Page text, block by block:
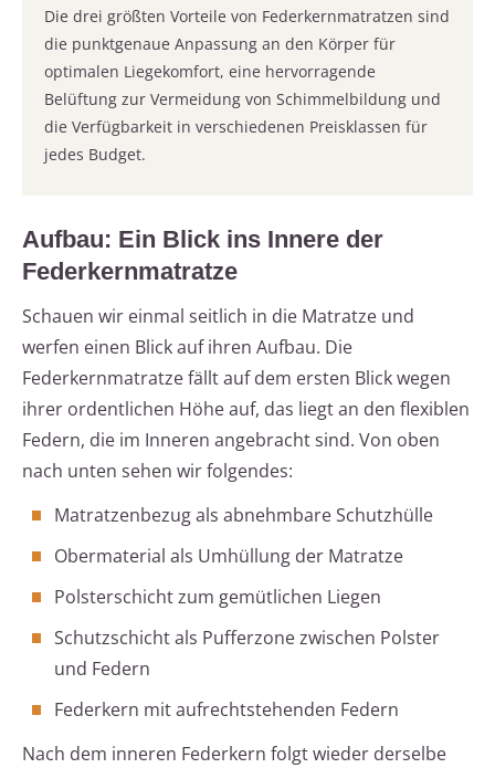
Die drei größten Vorteile von Federkernmatratzen sind
die punktgenaue Anpassung an den Körper für
optimalen Liegekomfort, eine hervorragende
Belüftung zur Vermeidung von Schimmelbildung und
die Verfügbarkeit in verschiedenen Preisklassen für
jedes Budget.
Aufbau: Ein Blick ins Innere der
Federkernmatratze
Schauen wir einmal seitlich in die Matratze und
werfen einen Blick auf ihren Aufbau. Die
Federkernmatratze fällt auf dem ersten Blick wegen
ihrer ordentlichen Höhe auf, das liegt an den flexiblen
Federn, die im Inneren angebracht sind. Von oben
nach unten sehen wir folgendes:
Matratzenbezug als abnehmbare Schutzhülle
Obermaterial als Umhüllung der Matratze
Polsterschicht zum gemütlichen Liegen
Schutzschicht als Pufferzone zwischen Polster
und Federn
Federkern mit aufrechtstehenden Federn
Nach dem inneren Federkern folgt wieder derselbe